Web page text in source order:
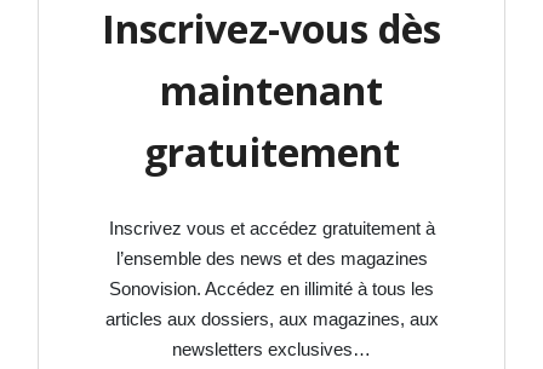
Inscrivez-vous dès
maintenant
gratuitement
Inscrivez vous et accédez gratuitement à
l’ensemble des news et des magazines
Sonovision. Accédez en illimité à tous les
articles aux dossiers, aux magazines, aux
newsletters exclusives…